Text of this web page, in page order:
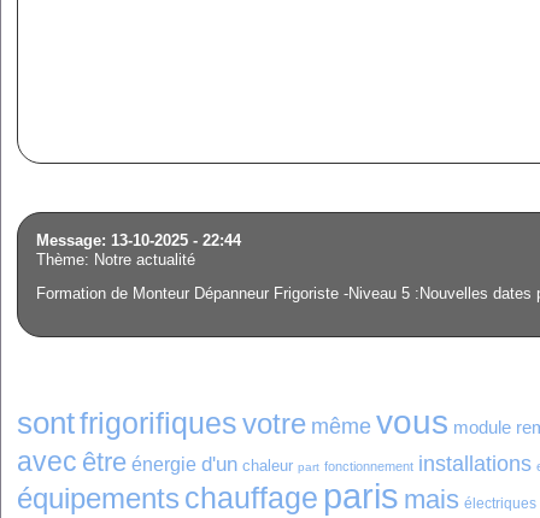
Message: 13-10-2025 - 22:44
Thème: Notre actualité
Formation de Monteur Dépanneur Frigoriste -Niveau 5 :Nouvelles
sontfrigorifiquesvotre même vous module
avec être énergie d'un chaleur part fonctionnement installations
équipements chauffage paris mais électriques